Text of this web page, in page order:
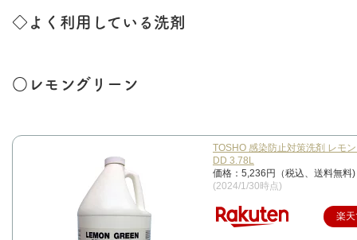
◇よく利用している洗剤
○レモングリーン
TOSHO 感染防止対策洗剤 レモ
DD 3.78L
価格：5,236円（税込、送料無料)
(2024/1/30時点)
楽